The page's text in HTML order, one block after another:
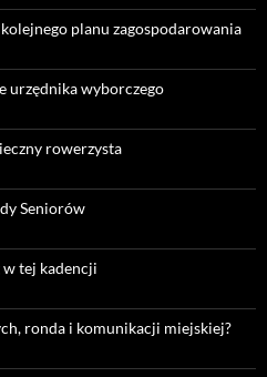
planu zagospodarowania
urzędnika wyborczego
rowerzysta
Seniorów
w tej kadencji
ronda i komunikacji miejskiej?